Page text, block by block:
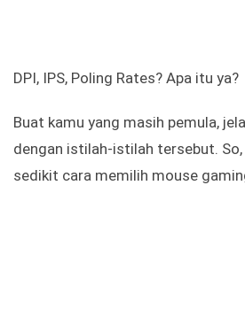
DPI, IPS, Poling Rates? Apa itu ya?
Buat kamu yang masih pemula,
dengan istilah-istilah tersebut. So,
sedikit cara memilih mouse